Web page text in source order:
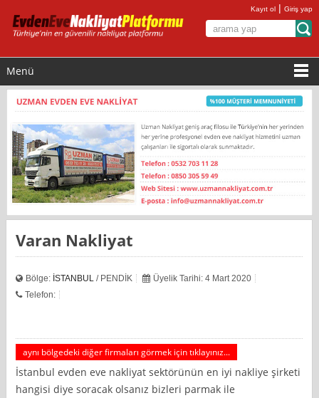
Kayıt ol |Giriş yap
Menü
Varan Nakliyat
Bölge: İSTANBUL / PENDİK
Üyelik Tarihi: 4 Mart 2020
Telefon:
aynı bölgedeki diğer firmaları görmek için tıklayınız...
İstanbul evden eve nakliyat sektörünün en iyi nakliye şirketi
hangisi diye soracak olsanız bizleri parmak ile